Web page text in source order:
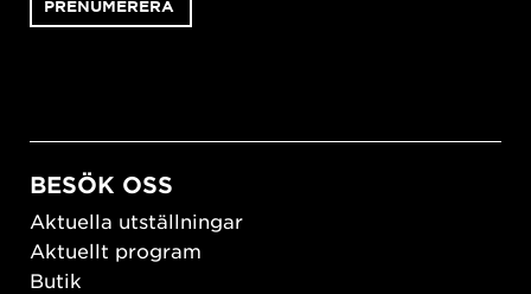
BESÖK OSS
Aktuella utställningar
Aktuellt program
Butik